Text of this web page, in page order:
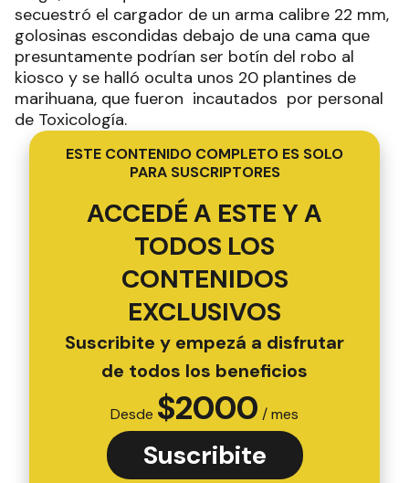
secuestró el cargador de un arma calibre 22 mm,
golosinas escondidas debajo de una cama que
presuntamente podrían ser botín del robo al
kiosco y se halló oculta unos 20 plantines de
marihuana, que fueron incautados por personal
de Toxicología.
ESTE CONTENIDO COMPLETO ES SOLO
PARA SUSCRIPTORES
ACCEDÉ A ESTE Y A
TODOS LOS
CONTENIDOS
EXCLUSIVOS
Suscribite y empezá a disfrutar
de todos los beneficios
Desde $2000 / mes
Suscribite